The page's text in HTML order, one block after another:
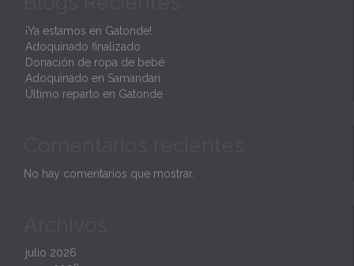
¡Ya estamos en Gatonde!
Adoquinado finalizado
Donación de ropa de bebé
Adoquinado en Samandari
Último reparto en Gatonde
No hay comentarios que mostrar.
julio 2026